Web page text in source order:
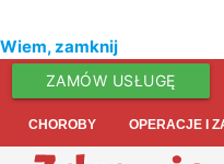
Wiem, zamknij
ZAMÓW USŁUGĘ
CHOROBY OPERACJE I